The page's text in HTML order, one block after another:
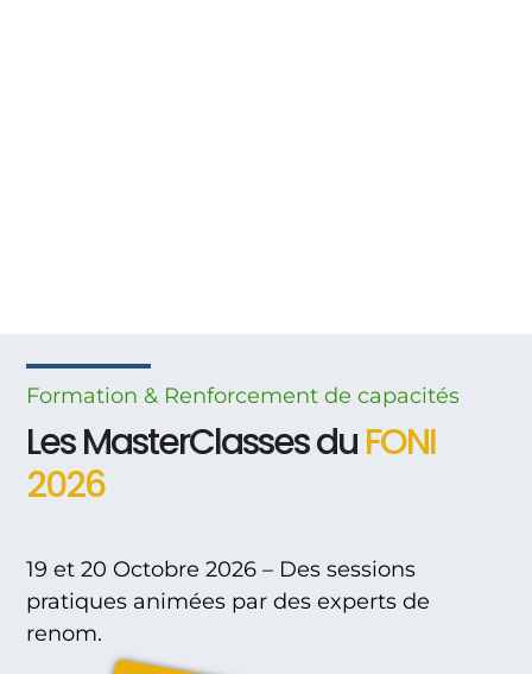
Formation & Renforcementde capacités
Les MasterClasses duFONI
2026
19 et 20 Octobre 2026 – Des sessions
pratiques animées par des experts de
renom.